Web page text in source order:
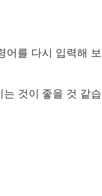
어를 다시 입력해 보
것이 좋을 것 같습